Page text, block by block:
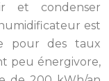
et condenser
est
pour des taux
peu énergivore,